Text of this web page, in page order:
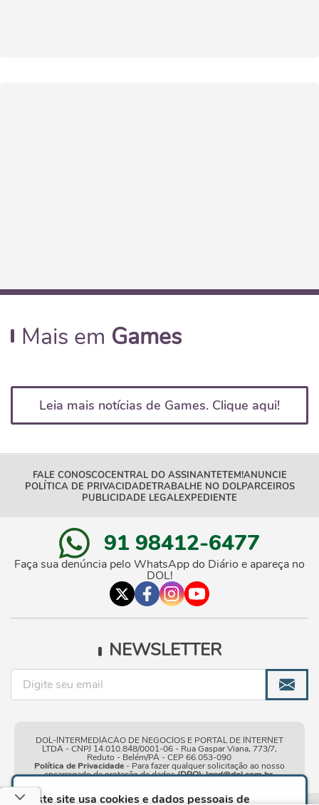
Este site usa cookies e dados pessoais de
Mais em Games
Leia mais notícias de Games. Clique aqui!
FALE CONOSCOCENTRAL DO ASSINANTETEM!ANUNCIE
POLÍTICA DE PRIVACIDADETRABALHE NO DOLPARCEIROS
PUBLICIDADE LEGALEXPEDIENTE
91 98412-6477
Faça sua denúncia pelo WhatsApp do Diário e apareça no
DOL!
NEWSLETTER
DOL-INTERMEDIACAO DE NEGOCIOS E PORTAL DE INTERNET
LTDA - CNPJ 14.010.848/0001-06 - Rua Gaspar Viana, 773/7,
Reduto - Belém/PA - CEP 66.053-090
Política de Privacidade- Para fazer qualquer solicitação ao nosso
encarregado de proteção de dados(DPO):lgpd@dol.com.br.